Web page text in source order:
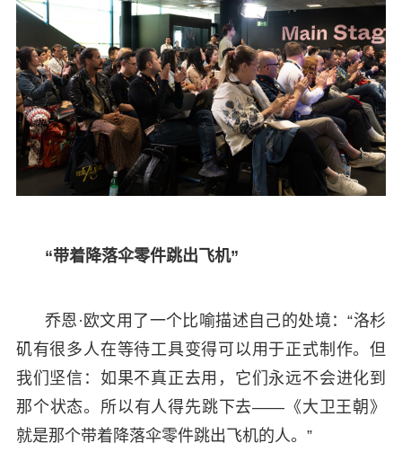
“带着降落伞零件跳出飞机”
乔恩·欧文用了一个比喻描述自己的处境：“洛杉
矶有很多人在等待工具变得可以用于正式制作。但
我们坚信：如果不真正去用，它们永远不会进化到
那个状态。所以有人得先跳下去——《大卫王朝》
就是那个带着降落伞零件跳出飞机的人。”